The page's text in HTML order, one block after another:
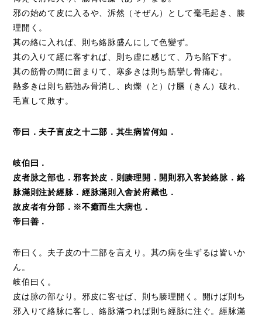
邪の始めて皮に入るや、泝然（そぜん）として毫毛起き、腠
理開く。
其の絡に入れば、則ち絡脉盛んにして色變ず。
其の入りて經に客すれば、則ち虚に感じて、乃ち陷下す。
其の筋骨の間に留まりて、寒多きは則ち筋攣し骨痛む。
熱多きは則ち筋弛み骨消し、肉爍（と）け䐃（きん）破れ、
毛直して敗す。
帝曰．夫子言皮之十二部．其生病皆何如．
岐伯曰．
皮者脉之部也．邪客於皮．則腠理開．開則邪入客於絡脉．絡
脉滿則注於經脉．經脉滿則入舍於府藏也．
故皮者有分部．※不癒而生大病也．
帝曰善．
帝曰く。夫子皮の十二部を言えり。其の病を生ずるは皆いか
ん。
岐伯曰く。
皮は脉の部なり。邪皮に客せば、則ち腠理開く。開けば則ち
邪入りて絡脉に客し、絡脉滿つれば則ち經脉に注ぐ。經脉滿